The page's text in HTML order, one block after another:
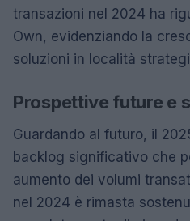
transazioni nel 2024 ha
Own, evidenziando la
soluzioni in località
Prospettive future e
Guardando al futuro, il
backlog significativo che
aumento dei volumi
nel 2024 è rimasta